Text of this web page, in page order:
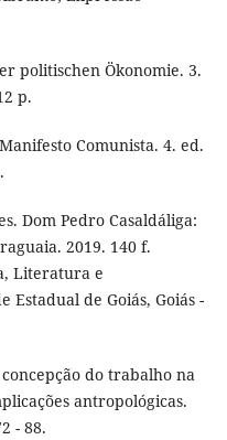
politischen Ökonomie. 3.
p.
Comunista. 4. ed.
Dom Pedro Casaldáliga:
2019. 140 f.
Literatura e
de Goiás, Goiás -
do trabalho na
antropológicas.
- 88.